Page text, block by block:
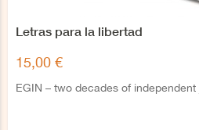
Letras para la libertad
15,00 €
EGIN – two decades of independent